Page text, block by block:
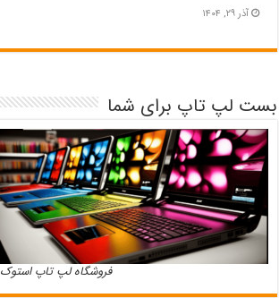
آذر ۲۹, ۱۴۰۴
بست لپ تاپ برای شما
فروشگاه لپ تاپ استوک